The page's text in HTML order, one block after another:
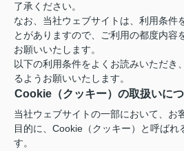
了承ください。
なお、当社ウェブサイトは、利用条件
とがありますので、ご利用の都度内容
お願いいたします。
以下の利用条件をよくお読みいただき
るようお願いいたします。
Cookie（クッキー）の取扱いに
当社ウェブサイトの一部において、お
目的に、Cookie（クッキー）と呼ばれ
す。